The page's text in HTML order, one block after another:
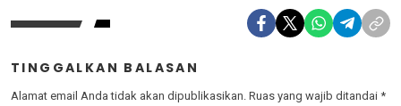
TINGGALKAN BALASAN
Alamat email Anda tidak akan dipublikasikan. Ruas yang wajib ditandai *